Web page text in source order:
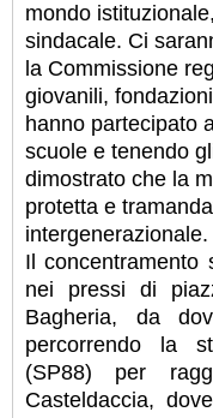
mondo
sindacale. Ci
la Commissione
giovanili,
hanno partecipato
scuole e tenendo
dimostrato che la
protetta e
intergenerazionale.
Il concentramento
nei pressi di
Bagheria, da
percorrendo la
(SP88) per
Casteldaccia,